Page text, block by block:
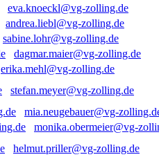
eva.knoeckl@vg-zolling.de
andrea.liebl@vg-zolling.de
sabine.lohr@vg-zolling.de
dagmar.maier@vg-zolling.de
erika.mehl@vg-zolling.de
stefan.meyer@vg-zolling.de
mia.neugebauer@vg-
monika.obermeier@vg-
helmut.priller@vg-zolling.de